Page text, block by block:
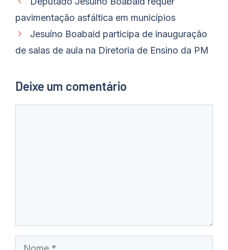
pavimentação asfáltica em municípios
Jesuíno Boabaid participa de inauguração
de salas de aula na Diretoria de Ensino da PM
Deixe um comentário
Nome